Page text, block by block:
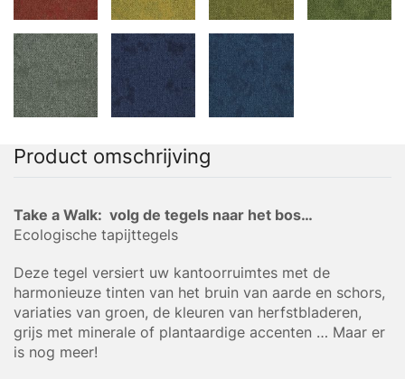
Product omschrijving
Take a Walk: volg de tegels naar het bos…
Ecologische tapijttegels
Deze tegel versiert uw kantoorruimtes met de
harmonieuze tinten van het bruin van aarde en schors,
variaties van groen, de kleuren van herfstbladeren,
grijs met minerale of plantaardige accenten … Maar er
is nog meer!